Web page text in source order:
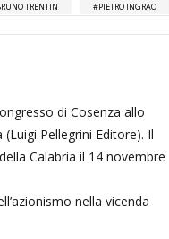
TRENTIN PIETRO INGRAO
di Cosenza allo
Pellegrini Editore). Il
Calabria il 14 novembre
nella vicenda